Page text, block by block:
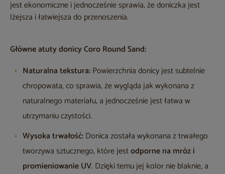
jest ekonomiczne i jednocześnie sprawia, że doniczka jest
lżejsza i łatwiejsza do przenoszenia.
Główne atuty donicy Coro Round Sand:
Naturalna tekstura:Powierzchnia donicy jest subtelnie
chropowata, co sprawia, że wygląda jak wykonana z
naturalnego materiału, a jednocześnie jest łatwa w
utrzymaniu czystości.
Wysoka trwałość:Donica została wykonana z trwałego
tworzywa sztucznego, które jestodporne na mróz i
promieniowanie UV. Dzięki temu jej kolor nie blaknie, a